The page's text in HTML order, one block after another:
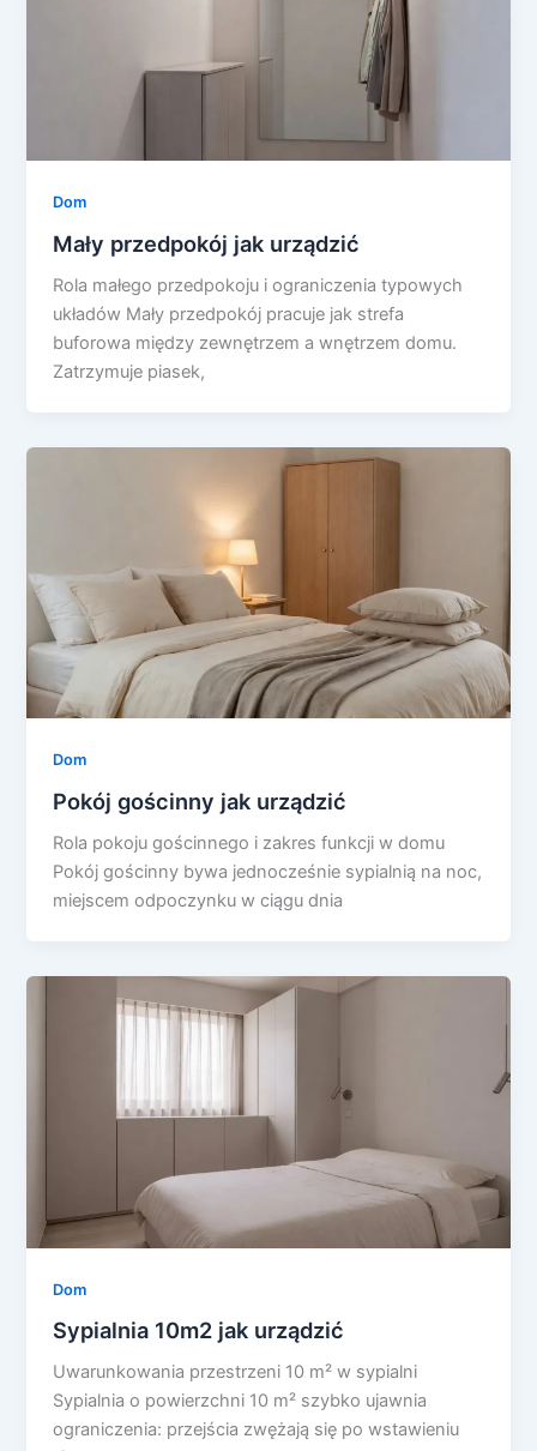
Dom
Mały przedpokój jak urządzić
Rola małego przedpokoju i ograniczenia typowych
układów Mały przedpokój pracuje jak strefa
buforowa między zewnętrzem a wnętrzem domu.
Zatrzymuje piasek,
Dom
Pokój gościnny jak urządzić
Rola pokoju gościnnego i zakres funkcji w domu
Pokój gościnny bywa jednocześnie sypialnią na noc,
miejscem odpoczynku w ciągu dnia
Dom
Sypialnia 10m2 jak urządzić
Uwarunkowania przestrzeni 10 m² w sypialni
Sypialnia o powierzchni 10 m² szybko ujawnia
ograniczenia: przejścia zwężają się po wstawieniu